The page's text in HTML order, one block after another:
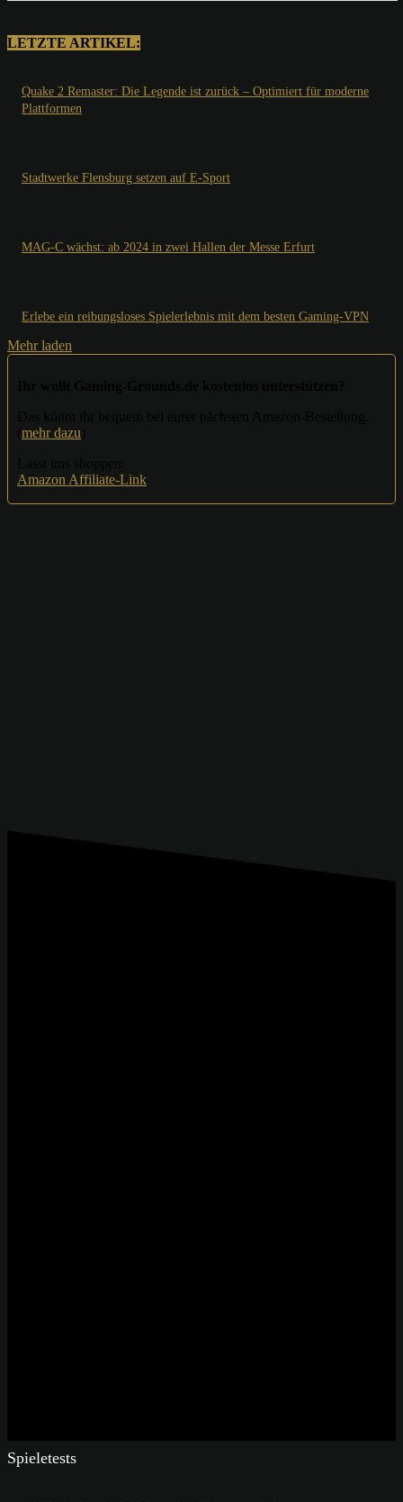
LETZTE ARTIKEL:
Quake 2 Remaster: Die Legende ist zurück – Optimiert für moderne
Plattformen
Stadtwerke Flensburg setzen auf E-Sport
MAG-C wächst: ab 2024 in zwei Hallen der Messe Erfurt
Erlebe ein reibungsloses Spielerlebnis mit dem besten Gaming-VPN
Mehr laden
mehr dazu
Amazon Affiliate-Link
Spieletests